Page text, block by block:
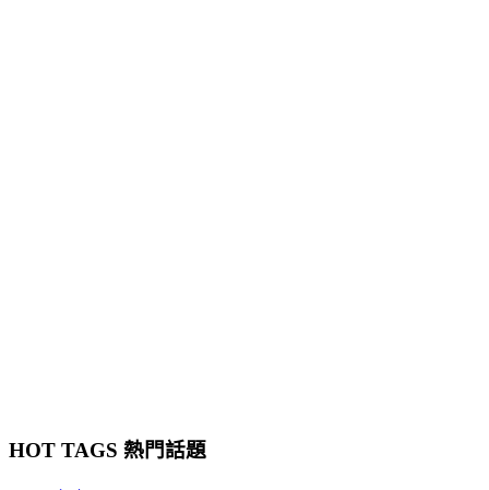
HOT TAGS 熱門話題